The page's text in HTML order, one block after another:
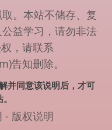
。本站不储存、复
益学习，请勿非法
，请联系
告知删除。
并同意该说明后，才可
- 版权说明